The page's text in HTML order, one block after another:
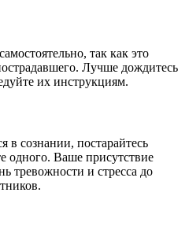
так как это
Лучше дождитесь
их инструкциям.
в сознании, постарайтесь
одного. Ваше присутствие
тревожности и стресса до